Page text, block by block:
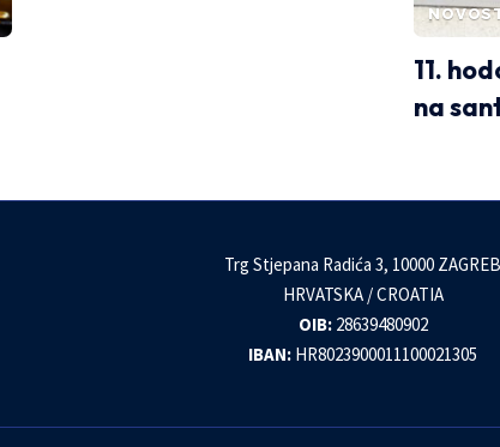
11.
na
Trg Stjepana Radića 3, 10000 ZAGREB
HRVATSKA / CROATIA
OIB:28639480902
IBAN: HR8023900011100021305